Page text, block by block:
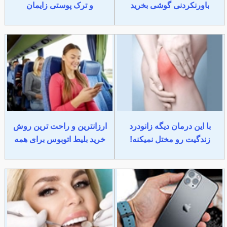
باورنکردنی گوشی بخرید
و ترک پوستی زایمان
با این درمان دیگه زانودرد
زندگیت رو مختل نمیکنه!
ارزانترین و راحت ترین روش
خرید بلیط اتوبوس برای همه